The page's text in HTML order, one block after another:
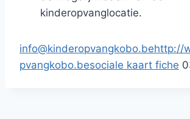
kinderopvanglocatie.
info@kinderopvangkobo.behttp://
pvangkobo.besociale kaart fiche